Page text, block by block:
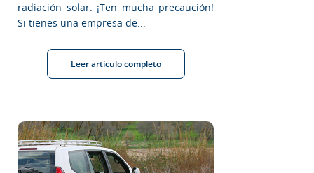
radiación solar. ¡Ten mucha precaución!
Si tienes una empresa de...
Leer artículo completo